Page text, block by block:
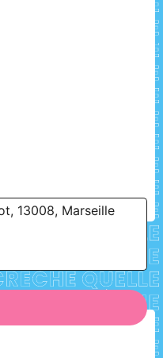
13008, Marseille